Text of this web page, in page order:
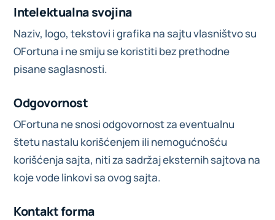
Intelektualna svojina
Naziv, logo, tekstovi i grafika na sajtu vlasništvo su
OFortuna i ne smiju se koristiti bez prethodne
pisane saglasnosti.
Odgovornost
OFortuna ne snosi odgovornost za eventualnu
štetu nastalu korišćenjem ili nemogućnošću
korišćenja sajta, niti za sadržaj eksternih sajtova na
koje vode linkovi sa ovog sajta.
Kontakt forma